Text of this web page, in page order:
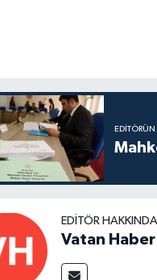
EDITÖRÜN
EDITÖR HAKKINDA
Vatan Haber